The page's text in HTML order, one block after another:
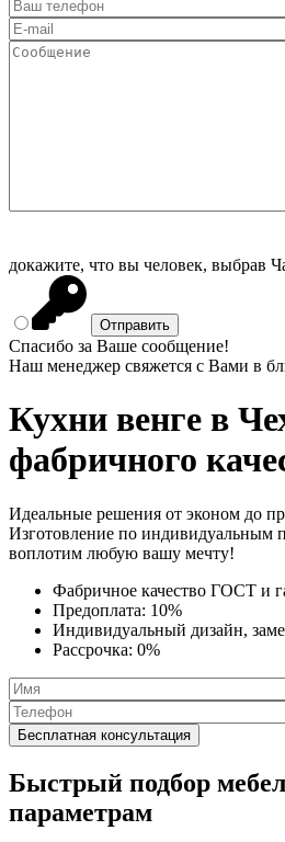
докажите, что вы человек, выбрав
Спасибо за Ваше сообщение!
Наш менеджер свяжется с Вами в
Кухни венге в
фабричного
Идеальные решения от эконом до
Изготовление по индивидуальным
воплотим любую вашу мечту!
Фабричное качество ГОСТ и
Предоплата: 10%
Индивидуальный дизайн,
Рассрочка: 0%
Быстрый подбор
параметрам